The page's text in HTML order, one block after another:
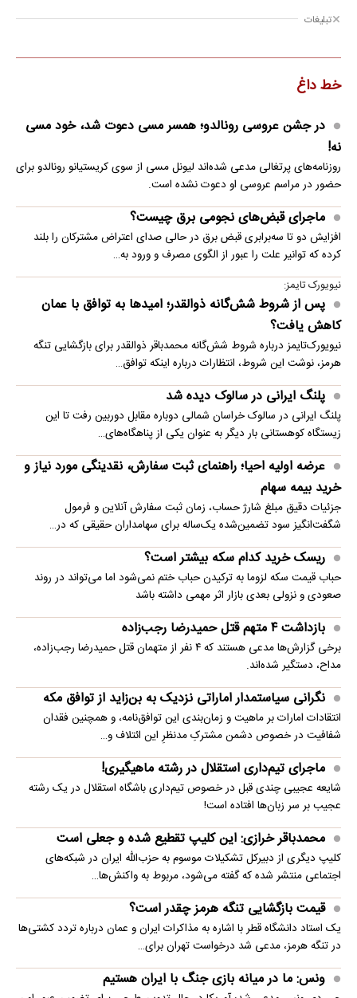
تبلیغات
خط داغ
در جشن عروسی رونالدو؛ همسر مسی دعوت شد، خود مسی
نه!
روزنامه‌های پرتغالی مدعی شده‌اند لیونل مسی از سوی کریستیانو رونالدو برای
حضور در مراسم عروسی او دعوت نشده است.
ماجرای قبض‌های نجومی برق چیست؟
افزایش دو تا سه‌برابری قبض برق در حالی صدای اعتراض مشترکان را بلند
کرده که توانیر علت را عبور از الگوی مصرف و ورود به…
نیویورک تایمز:
پس از شروط شش‌گانه ذوالقدر؛ امیدها به توافق با عمان
کاهش یافت؟
نیویورک‌تایمز درباره شروط شش‌گانه محمدباقر ذوالقدر برای بازگشایی تنگه
هرمز، نوشت این شروط، انتظارات درباره اینکه توافق…
پلنگ ایرانی در سالوک دیده شد
پلنگ ایرانی در سالوک خراسان شمالی دوباره مقابل دوربین رفت تا این
زیستگاه کوهستانی بار دیگر به عنوان یکی از پناهگاه‌های…
عرضه اولیه احیا؛ راهنمای ثبت سفارش، نقدینگی مورد نیاز و
خرید بیمه سهام
جزئیات دقیق مبلغ شارژ حساب، زمان ثبت سفارش آنلاین و فرمول
شگفت‌انگیز سود تضمین‌شده یک‌ساله برای سهامداران حقیقی که در…
ریسک خرید کدام سکه بیشتر است؟
حباب قیمت سکه لزوما به ترکیدن حباب ختم نمی‌شود اما می‌تواند در روند
صعودی و نزولی بعدی بازار اثر مهمی داشته باشد
بازداشت ۴ متهم قتل حمیدرضا رجب‌زاده
برخی گزارش‌ها مدعی هستند که ۴ نفر از متهمان قتل حمیدرضا رجب‌زاده،
مداح، دستگیر شده‌اند.
نگرانی سیاستمدار اماراتی نزدیک به بن‌زاید از توافق مکه
انتقادات امارات بر ماهیت و زمان‌بندی این توافق‌نامه، و همچنین فقدان
شفافیت در خصوص دشمن مشترکِ مدنظرِ این ائتلاف و…
ماجرای تیم‌داری استقلال در رشته ماهیگیری!
شایعه عجیبی چندی قبل در خصوص تیم‌داری باشگاه استقلال در یک رشته
عجیب بر سر زبان‌ها افتاده است!
محمدباقر خرازی: این کلیپ تقطیع شده و جعلی است
کلیپ دیگری از دبیرکل تشکیلات موسوم به حزب‌الله ایران در شبکه‌های
اجتماعی منتشر شده که گفته می‌شود، مربوط به واکنش‌ها…
قیمت بازگشایی تنگه هرمز چقدر است؟
یک استاد دانشگاه قطر با اشاره به مذاکرات ایران و عمان درباره تردد کشتی‌ها
در تنگه هرمز، مدعی شد درخواست تهران برای…
ونس: ما در میانه بازی جنگ با ایران هستیم